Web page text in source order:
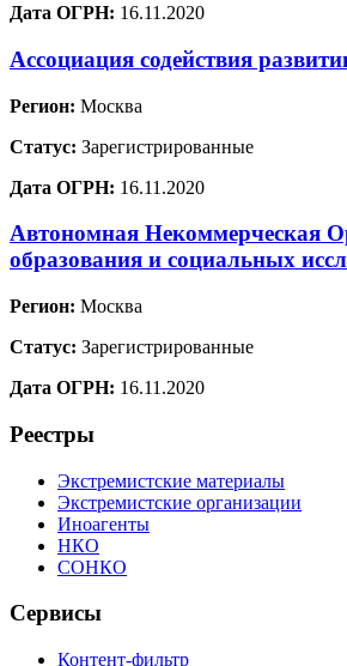
Дата ОГРН: 16.11.2020
Ассоциация содействия
Регион: Москва
Статус: Зарегистрированные
Дата ОГРН: 16.11.2020
Автономная Некоммерческая
образования и социальных
Регион: Москва
Статус: Зарегистрированные
Дата ОГРН: 16.11.2020
Реестры
Экстремистские материалы
Экстремистские организации
Иноагенты
НКО
СОНКО
Сервисы
Контент-фильтр